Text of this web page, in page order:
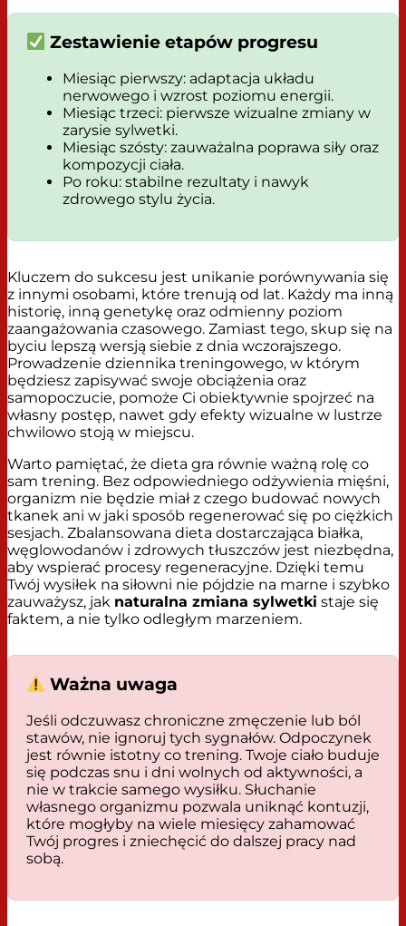
Zestawienie etapów progresu
Miesiąc pierwszy: adaptacja układu
nerwowego i wzrost poziomu energii.
Miesiąc trzeci: pierwsze wizualne zmiany w
zarysie sylwetki.
Miesiąc szósty: zauważalna poprawa siły oraz
kompozycji ciała.
Po roku: stabilne rezultaty i nawyk
zdrowego stylu życia.
Kluczem do sukcesu jest unikanie porównywania się
z innymi osobami, które trenują od lat. Każdy ma inną
historię, inną genetykę oraz odmienny poziom
zaangażowania czasowego. Zamiast tego, skup się na
byciu lepszą wersją siebie z dnia wczorajszego.
Prowadzenie dziennika treningowego, w którym
będziesz zapisywać swoje obciążenia oraz
samopoczucie, pomoże Ci obiektywnie spojrzeć na
własny postęp, nawet gdy efekty wizualne w lustrze
chwilowo stoją w miejscu.
Warto pamiętać, że dieta gra równie ważną rolę co
sam trening. Bez odpowiedniego odżywienia mięśni,
organizm nie będzie miał z czego budować nowych
tkanek ani w jaki sposób regenerować się po ciężkich
sesjach. Zbalansowana dieta dostarczająca białka,
węglowodanów i zdrowych tłuszczów jest niezbędna,
aby wspierać procesy regeneracyjne. Dzięki temu
Twój wysiłek na siłowni nie pójdzie na marne i szybko
zauważysz, jak naturalna zmiana sylwetki staje się
faktem, a nie tylko odległym marzeniem.
Ważna uwaga
Jeśli odczuwasz chroniczne zmęczenie lub ból
stawów, nie ignoruj tych sygnałów. Odpoczynek
jest równie istotny co trening. Twoje ciało buduje
się podczas snu i dni wolnych od aktywności, a
nie w trakcie samego wysiłku. Słuchanie
własnego organizmu pozwala uniknąć kontuzji,
które mogłyby na wiele miesięcy zahamować
Twój progres i zniechęcić do dalszej pracy nad
sobą.